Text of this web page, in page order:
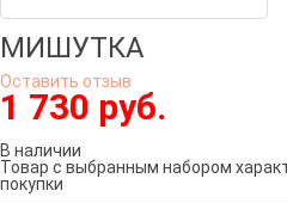
МИШУТКА
Оставить отзыв
1 730 руб.
В наличии
Товар с выбранным набором
покупки